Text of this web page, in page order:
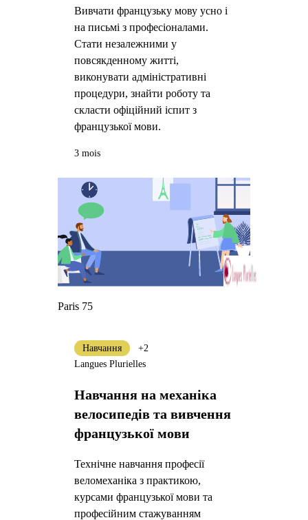
Вивчати французьку мову усно і
на письмі з професіоналами.
Стати незалежними у
повсякденному житті,
виконувати адміністративні
процедури, знайти роботу та
скласти офіційний іспит з
французької мови.
3 mois
Paris 75
Навчання на механіка
велосипедів та вивчення
французької мови
Технічне навчання професії
веломеханіка з практикою,
курсами французької мови та
професійним стажуванням
Навчання
+2
Langues Plurielles